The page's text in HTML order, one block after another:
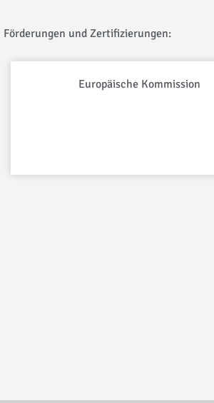
Förderungen und Zertifizierungen:
Europäische Kommission